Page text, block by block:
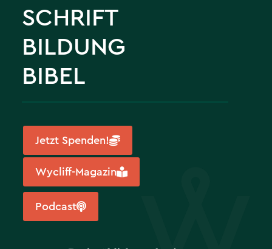
SCHRIFT
BILDUNG
BIBEL
Jetzt Spenden!
Wycliff-Magazin
Podcast